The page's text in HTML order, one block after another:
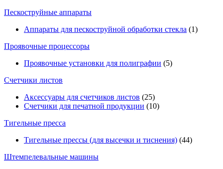
Пескоструйные аппараты
Аппараты для пескоструйной обработки стекла (1)
Проявочные процессоры
Проявочные установки для полиграфии (5)
Счетчики листов
Аксессуары для счетчиков листов (25)
Счетчики для печатной продукции (10)
Тигельные пресса
Тигельные прессы (для высечки и тиснения) (44)
Штемпелевальные машины